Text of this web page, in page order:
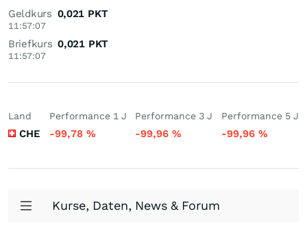
Geldkurs
11:57:07
0,021 PKT
Briefkurs
11:57:07
0,021 PKT
Land
CHE
Performance 1 J
-99,78 %
Performance 3 J
-99,96%
Performance 5 J
-99,96 %
Kurse, Daten, News & Forum